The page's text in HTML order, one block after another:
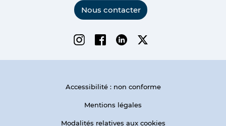
Nous contacter
InstagramFacebookLinkedinTwitter
Accessibilité : non conforme
Mentions légales
Modalités relatives aux cookies